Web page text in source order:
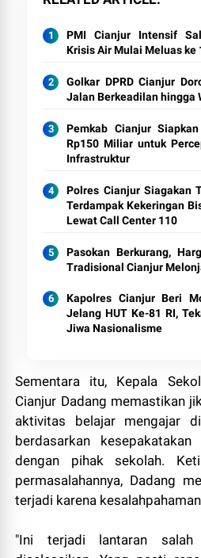
PMI Cianjur Intensif
Krisis Air Mulai Meluas ke
Golkar DPRD Cianjur
Jalan Berkeadilan hingga
Pemkab Cianjur
Rp150 Miliar untuk
Infrastruktur
Polres Cianjur Siagakan
Terdampak Kekeringan
Lewat Call Center 110
Pasokan Berkurang,
Tradisional Cianjur
Kapolres Cianjur Beri
Jelang HUT Ke-81 RI,
Jiwa Nasionalisme
Sementara itu, Kepala
Cianjur Dadang memastikan
aktivitas belajar mengajar
berdasarkan
dengan pihak sekolah.
permasalahannya, Dadang
terjadi karena
"Ini terjadi lantaran